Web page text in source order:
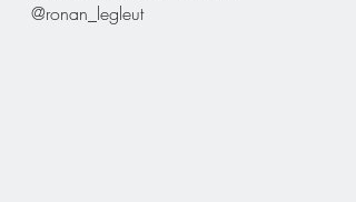
@ronan_legleut